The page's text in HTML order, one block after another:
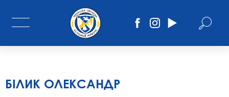
БІЛИК ОЛЕКСАНДР